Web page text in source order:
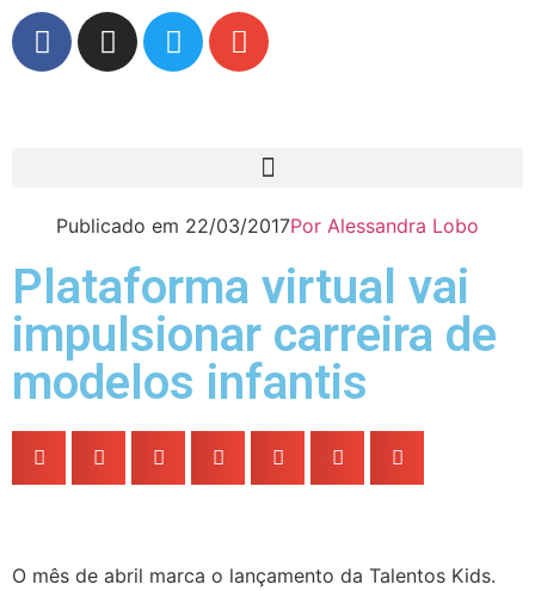
Publicado em 22/03/2017Por Alessandra Lobo
Plataforma virtual vai
impulsionar carreira de
modelos infantis
O mês de abril marca o lançamento da Talentos Kids.